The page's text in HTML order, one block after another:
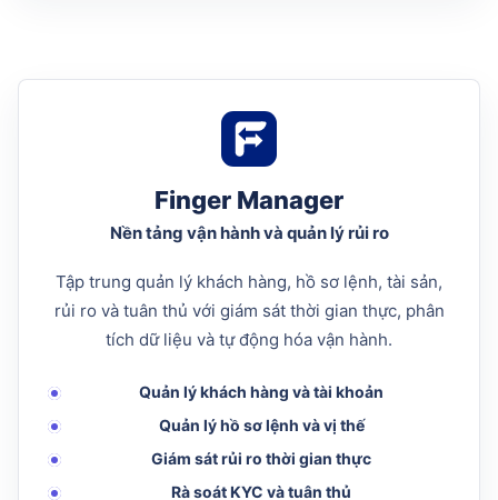
Finger Manager
Nền tảng vận hành và quản lý rủi ro
Tập trung quản lý khách hàng, hồ sơ lệnh, tài sản,
rủi ro và tuân thủ với giám sát thời gian thực, phân
tích dữ liệu và tự động hóa vận hành.
Quản lý khách hàng và tài khoản
Quản lý hồ sơ lệnh và vị thế
Giám sát rủi ro thời gian thực
Rà soát KYC và tuân thủ